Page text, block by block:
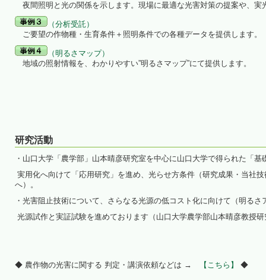
夜間照明と光の関係を示します。現場に最適な光害対策の提案や、実
（分析受託）
ご要望の作物種・生育条件＋照明条件での各種データを提供します。
（明るさマップ）
地域の照射情報を、わかりやすい”明るさマップ”にて提供します。
研究活動
・山口大学「農学部」山本晴彦研究室を中心に山口大学で得られた「
実用化へ向けて「応用研究」を進め、光らせ方条件（研究成果・当社
へ）。
・光害阻止技術について、さらなる光源の低コスト化に向けて（明る
光源試作と実証試験を進めております（山口大学農学部山本晴彦教授
◆ 農作物の光害に関する 判定・講演依頼などは → 【こちら】 ◆